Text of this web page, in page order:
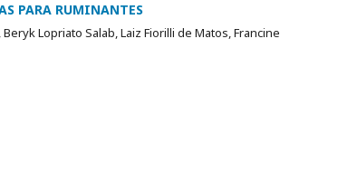
PARA RUMINANTES
Lopriato Salab, Laiz Fiorilli de Matos, Francine